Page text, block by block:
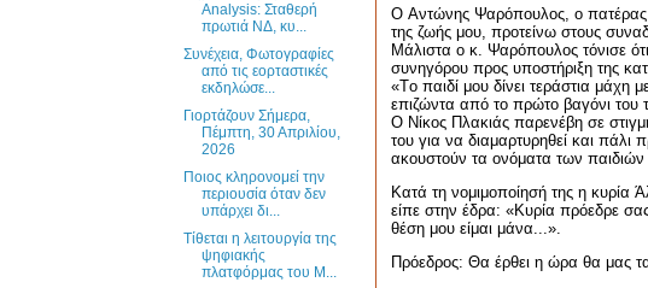
Ο Αντώνης Ψαρόπουλος, ο
της ζωής μου, προτείνω στους
Μάλιστα ο κ. Ψαρόπουλος τόνισε
συνηγόρου προς υποστήριξη της
«Tο παιδί μου δίνει τεράστια μάχη
επιζώντα από το πρώτο βαγόνι του
Ο Νίκος Πλακιάς παρενέβη σε
του για να διαμαρτυρηθεί και
ακουστούν τα ονόματα των
Κατά τη νομιμοποίησή της η κυρία
είπε στην έδρα: «Κυρία πρόεδρε
θέση μου είμαι μάνα...».
Πρόεδρος: Θα έρθει η ώρα θα μας
Analysis: Σταθερή
πρωτιά ΝΔ, κυ...
Συνέχεια, Φωτογραφίες
από τις εορταστικές
εκδηλώσε...
Γιορτάζουν Σήμερα,
Πέμπτη, 30 Απριλίου,
2026
Ποιος κληρονομεί την
περιουσία όταν δεν
υπάρχει δι...
Τίθεται η λειτουργία της
ψηφιακής
πλατφόρμας του Μ...